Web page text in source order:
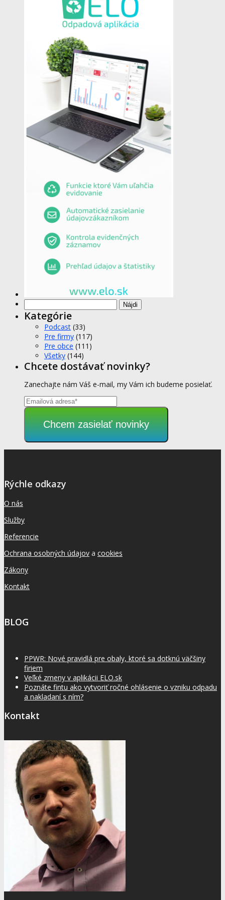
Kategórie
Podcast (33)
Pre firmy (117)
Pre obce (111)
Všetky (144)
Chcete dostávať novinky?
Zanechajte nám Váš e-mail, my Vám ich budeme posielať.
Chcem zasielať novinky
Rýchle odkazy
O nás
Služby
Referencie
Ochrana osobných údajov a cookies
Zákony
Kontakt
BLOG
PPWR: Nové pravidlá pre obaly, ktoré sa dotknú väčšiny
firiem
Veľké zmeny v aplikácii ELO.sk
Poznáte fintu ako vytvoriť ročné ohlásenie o vzniku odpadu
a nakladaní s ním?
Kontakt